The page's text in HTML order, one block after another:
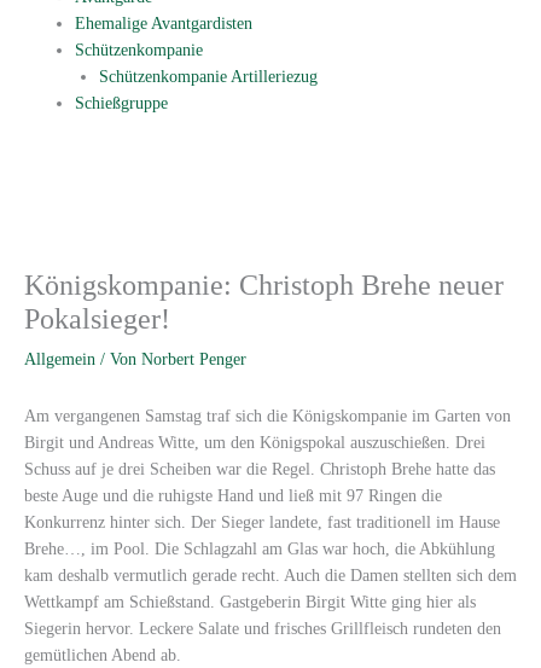
Ehemalige Avantgardisten
Schützenkompanie
Schützenkompanie Artilleriezug
Schießgruppe
Königskompanie: Christoph Brehe neuer
Pokalsieger!
Allgemein / Von Norbert Penger
Am vergangenen Samstag traf sich die Königskompanie im Garten von
Birgit und Andreas Witte, um den Königspokal auszuschießen. Drei
Schuss auf je drei Scheiben war die Regel. Christoph Brehe hatte das
beste Auge und die ruhigste Hand und ließ mit 97 Ringen die
Konkurrenz hinter sich. Der Sieger landete, fast traditionell im Hause
Brehe…, im Pool. Die Schlagzahl am Glas war hoch, die Abkühlung
kam deshalb vermutlich gerade recht. Auch die Damen stellten sich dem
Wettkampf am Schießstand. Gastgeberin Birgit Witte ging hier als
Siegerin hervor. Leckere Salate und frisches Grillfleisch rundeten den
gemütlichen Abend ab.